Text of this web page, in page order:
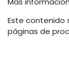
Este contenido
páginas de